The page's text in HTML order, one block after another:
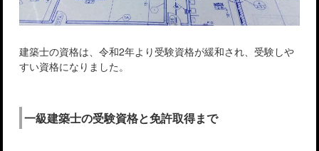
建築士の資格は、令和2年より受験資格が緩和され、受験しや
すい資格になりました。
一級建築士の受験資格と免許取得まで